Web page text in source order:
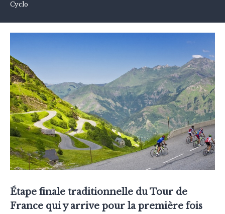
Cyclo
Étape finale traditionnelle du Tour de
France qui y arrive pour la première fois